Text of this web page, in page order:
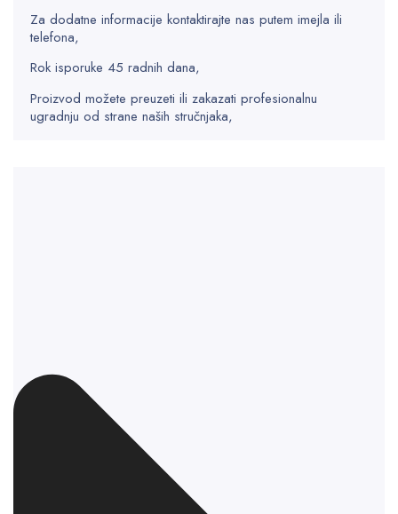
Za dodatne informacije kontaktirajte nas putem imejla ili
telefona,
Rok isporuke 45 radnih dana,
Proizvod možete preuzeti ili zakazati profesionalnu
ugradnju od strane naših stručnjaka,